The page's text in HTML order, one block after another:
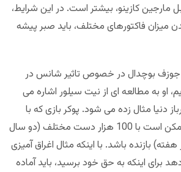
مارجین کازینو، بیشتر است. در این شرایط،
میزان فاکتورهای مختلف، باید صبر پیشه
جوزف بوچدال در خصوص تاثیر شانس در
او به مطالعه ای از نیت سیلور اشاره می
دنیا مثال زده می شود. پوکر بازی که با
وجود تخصص عالی، ممکن است با 100 هزار دست مختلف (دو سال
ساعت در هفته) بازنده باشد. با اینکه مثال اغراق آمیزی
برای اینکه به حق خود برسید، باید آماده